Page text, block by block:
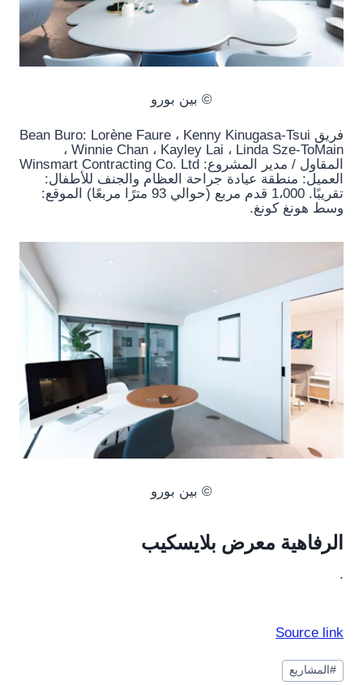
© بين بورو
فريق Bean Buro: Lorène Faure ، Kenny Kinugasa-Tsui
، Winnie Chan ، Kayley Lai ، Linda Sze-ToMain
المقاول / مدير المشروع: Winsmart Contracting Co. Ltd
العميل: منطقة عيادة جراحة العظام والجنف للأطفال:
تقريبًا. 1،000 قدم مربع (حوالي 93 مترًا مربعًا) الموقع:
وسط هونغ كونغ.
© بين بورو
الرفاهية معرض بلايسكيب
.
Source link
وسوم
المقال:
# المشاريع